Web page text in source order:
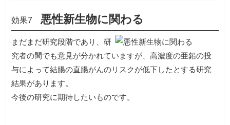
効果7 悪性新生物に関わる
まだまだ研究段階であり、研
究者の間でも意見が分かれていますが、高濃度の亜鉛の投
与によって結腸の直腸がんのリスクが低下したとする研究
結果があります。
今後の研究に期待したいものです。